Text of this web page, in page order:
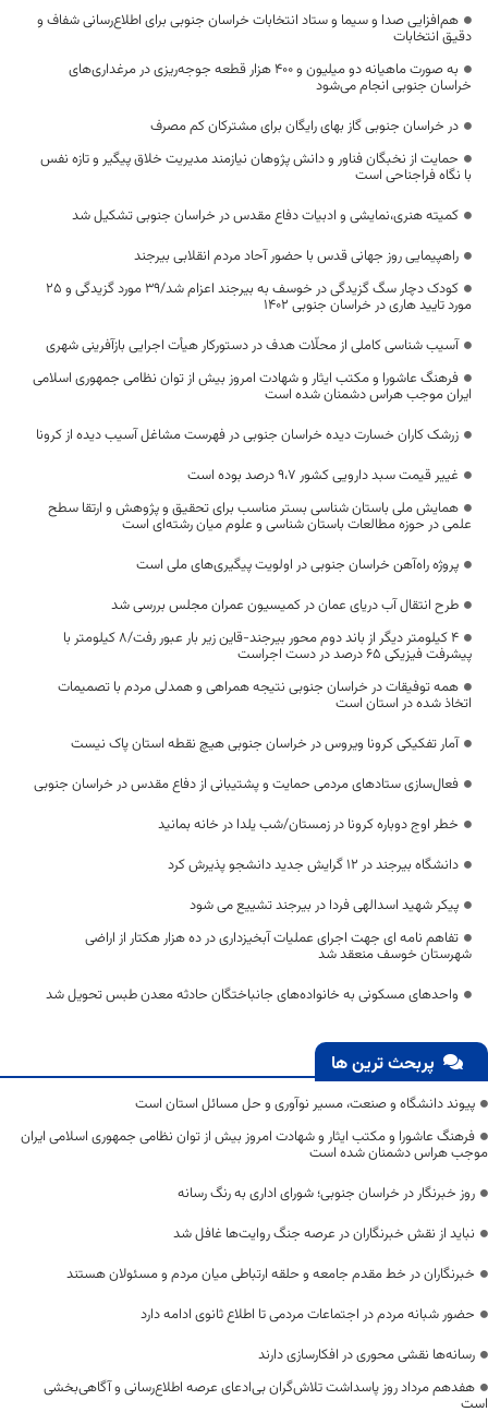
هم‌افزایی صدا و سیما و ستاد انتخابات خراسان جنوبی برای اطلاع‌رسانی شفاف و
دقیق انتخابات
به صورت ماهیانه دو میلیون و ۴۰۰ هزار قطعه جوجه‌ریزی در مرغداری‌های
خراسان جنوبی انجام می‌شود
در خراسان جنوبی گاز بهای رایگان برای مشترکان کم مصرف
حمایت از نخبگان فناور و دانش پژوهان نیازمند مدیریت خلاق پیگیر و تازه نفس
با نگاه فراجناحی است
کمیته هنری،نمایشی و ادبیات دفاع مقدس در خراسان جنوبی تشکیل شد
راهپیمایی روز جهانی قدس با حضور آحاد مردم انقلابی بیرجند
کودک دچار سگ گزیدگی در خوسف به بیرجند اعزام شد/۳۹ مورد گزیدگی و ۲۵
مورد تایید هاری در خراسان جنوبی 1402
آسیب شناسی کاملی از محلّات هدف در دستورکار هیأت اجرایی بازآفرینی شهری
فرهنگ عاشورا و مکتب ایثار و شهادت امروز بیش از توان نظامی جمهوری اسلامی
ایران موجب هراس دشمنان شده است
زرشک کاران خسارت دیده خراسان جنوبی در فهرست مشاغل آسیب دیده از کرونا
غییر قیمت سبد دارویی کشور 9،7 درصد بوده است
همایش ملی باستان شناسی بستر مناسب برای تحقیق و پژوهش و ارتقا سطح
علمی در حوزه مطالعات باستان شناسی و علوم میان رشته‌ای است
پروژه راه‌آهن خراسان جنوبی در اولویت پیگیری‌های ملی است
طرح انتقال آب دریای عمان در کمیسیون عمران مجلس بررسی شد
۴ کیلومتر دیگر از باند دوم محور بیرجند-قاین زیر بار عبور رفت/۸ کیلومتر با
پیشرفت فیزیکی ۶۵ درصد در دست اجراست
همه توفیقات در خراسان جنوبی نتیجه همراهی و همدلی مردم با تصمیمات
اتخاذ شده در استان است
آمار تفکیکی کرونا ویروس در خراسان جنوبی هیچ نقطه استان پاک نیست
فعال‌سازی ستادهای مردمی حمایت و پشتیبانی از دفاع مقدس در خراسان جنوبی
خطر اوج دوباره کرونا در زمستان/شب یلدا در خانه بمانید
دانشگاه بیرجند در 12 گرایش جدید دانشجو پذیرش کرد
پیکر شهید اسدالهی فردا در بیرجند تشییع می شود
تفاهم نامه ای جهت اجرای عملیات آبخیزداری در ده هزار هکتار از اراضی
شهرستان خوسف منعقد شد
واحدهای مسکونی به خانواده‌های جانباختگان حادثه معدن طبس تحویل شد
پربحث ترین ها
پیوند دانشگاه و صنعت، مسیر نوآوری و حل مسائل استان است
فرهنگ عاشورا و مکتب ایثار و شهادت امروز بیش از توان نظامی جمهوری اسلامی ایران
موجب هراس دشمنان شده است
روز خبرنگار در خراسان جنوبی؛ شورای اداری به رنگ رسانه
نباید از نقش خبرنگاران در عرصه جنگ روایت‌ها غافل شد
خبرنگاران در خط مقدم جامعه و حلقه ارتباطی میان مردم و مسئولان هستند
حضور شبانه مردم در اجتماعات مردمی تا اطلاع ثانوی ادامه دارد
رسانه‌ها نقشی محوری در افکارسازی دارند
هفدهم مرداد روز پاسداشت تلاش‌گران بی‌ادعای عرصه اطلاع‌رسانی و آگاهی‌بخشی
است